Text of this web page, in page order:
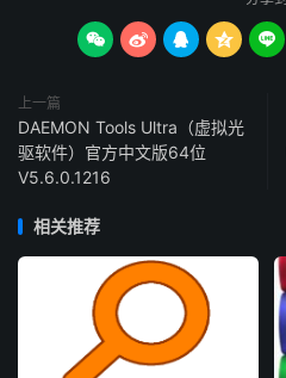
    
上一篇
DAEMON Tools Ultra（虚拟光
驱软件）官方中文版64位
V5.6.0.1216
相关推荐